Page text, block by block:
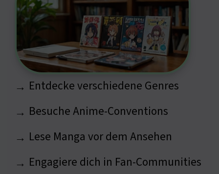
→ Entdecke verschiedene Genres
→ Besuche Anime-Conventions
→ Lese Manga vor dem Ansehen
→ Engagiere dich in Fan-Communities